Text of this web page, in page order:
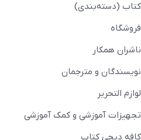
کتاب (دسته‌بندی)
فروشگاه
ناشران همکار
نویسندگان و مترجمان
لوازم التحریر
تجهیزات آموزشی و کمک آموزشی
کافه دیجی کتاب